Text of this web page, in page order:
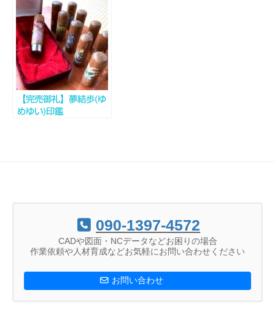
【完売御礼】夢結歩(ゆ
めゆい)印鑑
090-1397-4572
CADや図面・NCデータなどお困りの場合
作業依頼や人材育成などお気軽にお問い合わせください
お問い合わせ